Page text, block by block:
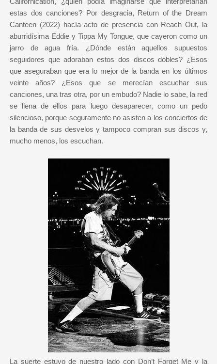
estas dos canciones? Por desgracia, Return of the Dream
Canteen (2022) hacía acto de presencia con Reach Out, la
aburridísima Eddie y Tippa My Tongue, que cayeron como un
jarro de agua fría. ¿Dónde están aquellos supuestos
seguidores que adoraban estos dos discos dobles? ¿Esos
que aseguraban que era lo mejor de la banda en los últimos
veinte años? ¿Esos que se merecían escuchar sus
canciones, una tras otra, por un embudo? Nadie lo sabe, la red
se llena de ellos para luego desaparecer, como un pedo
silencioso, porque seguramente no asisten a los conciertos de
la banda de sus desvelos y tampoco compran sus discos y,
mucho menos, los escuchan.
La suerte estuvo de nuestro lado con Don’t Forget Me y la